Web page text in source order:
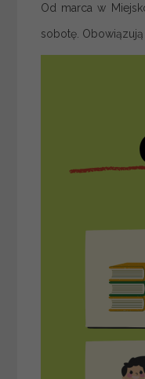
Od marca w
sobotę.